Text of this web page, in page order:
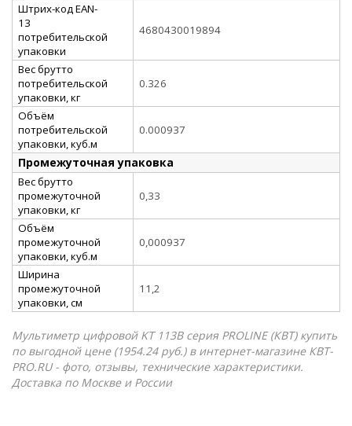
Штрих-код EAN-
13
потребительской
упаковки
4680430019894
Вес брутто
потребительской
упаковки, кг
0.326
Объём
потребительской
упаковки, куб.м
0.000937
Промежуточная упаковка
Вес брутто
промежуточной
упаковки, кг
0,33
Объём
промежуточной
упаковки, куб.м
0,000937
Ширина
промежуточной
упаковки, см
11,2
Мультиметр цифровой KT 113B серия PROLINE (КВТ) купить
по выгодной цене (1954.24 руб.) в интернет-магазине КВТ-
PRO.RU - фото, отзывы, технические характеристики.
Доставка по Москве и России